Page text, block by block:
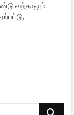
வந்தாலும்
Search